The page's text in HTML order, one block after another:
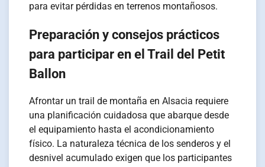
para evitar pérdidas en terrenos montañosos.
Preparación y consejos prácticos
para participar en el Trail del Petit
Ballon
Afrontar un trail de montaña en Alsacia requiere
una planificación cuidadosa que abarque desde
el equipamiento hasta el acondicionamiento
físico. La naturaleza técnica de los senderos y el
desnivel acumulado exigen que los participantes